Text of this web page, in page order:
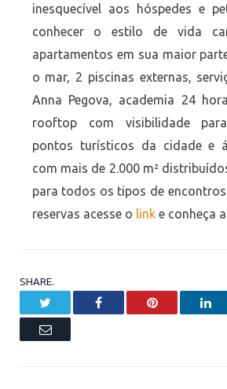
inesquecível aos hóspedes e
conhecer o estilo de vida
apartamentos em sua maior
o mar, 2 piscinas externas,
Anna Pegova, academia 24
rooftop com visibilidade
pontos turísticos da cidade e
com mais de 2.000 m²
para todos os tipos de encontros
reservas acesse o linke conheça
SHARE.
Facebook Pinterest
Email